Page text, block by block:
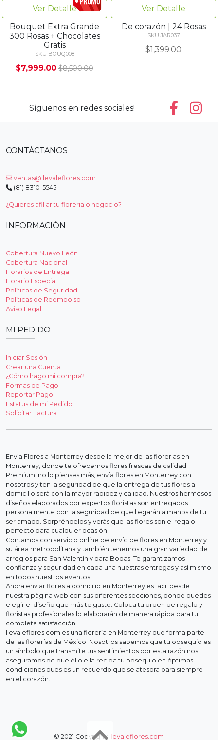
Sorprendente Bouquet
500 Rosas+Globo de
regalo
SKU BOUQ009
$11,990.00
Mi vida 24
SKU JAR0056
$999.00 $1,075.00
Ver Detalle
tulipanes
SKU TUL04
$4,100.00
Ver Detalle
Destello | 50 Rosas
SKU ARR009
$1,999.00 $2,189.00
Ver Detalle
Espectacular Bouquet
200 Rosas Premium
SKU BOUQ007
$4,999.00 $6,599.00